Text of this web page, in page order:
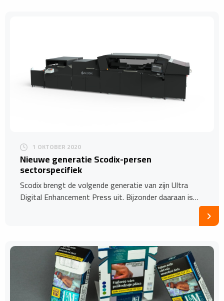
1 OKTOBER 2020
Nieuwe generatie Scodix-persen
sectorspecifiek
Scodix brengt de volgende generatie van zijn Ultra
Digital Enhancement Press uit. Bijzonder daaraan is…